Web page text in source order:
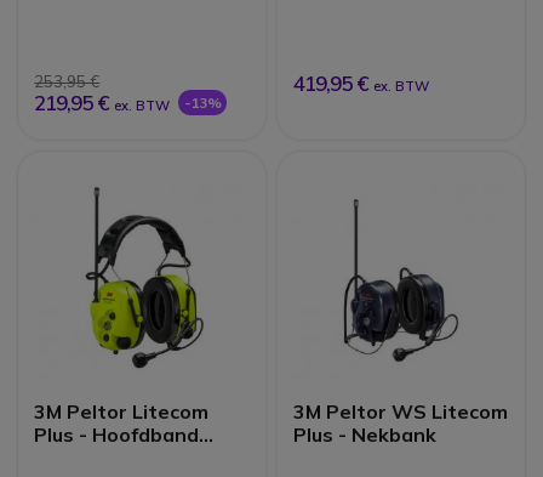
253,95 €
219,95 € ex. BTW -13%
419,95 € ex. BTW
3M Peltor Litecom
Plus - Hoofdband
3M Peltor WS Litecom
Plus - Nekbank